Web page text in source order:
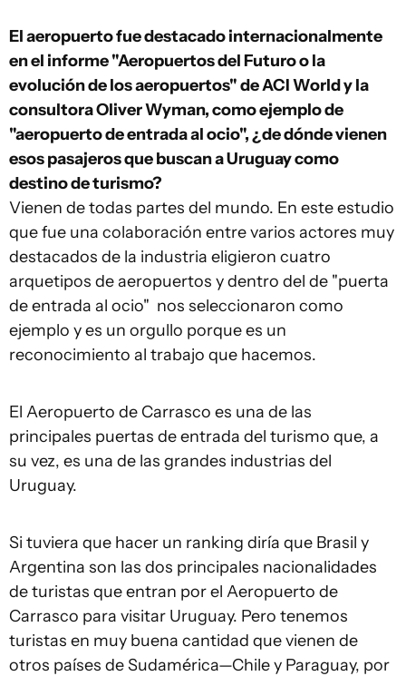
El aeropuerto fue destacado internacionalmente
en el informe "Aeropuertos del Futuro o la
evolución de los aeropuertos" de ACI World y la
consultora Oliver Wyman,como ejemplo de
"aeropuerto de entrada al ocio", ¿de dónde vienen
esos pasajeros que buscan a Uruguay como
destino de turismo?
Vienen de todas partes del mundo. En este estudio
que fue una colaboración entre varios actores muy
destacados de la industria eligieron cuatro
arquetipos de aeropuertos y dentro del de "puerta
de entrada al ocio" nos seleccionaron como
ejemplo y es un orgullo porque es un
reconocimiento al trabajo que hacemos.
El Aeropuerto de Carrasco es una de las
principales puertas de entrada del turismo que, a
su vez, es una de las grandes industrias del
Uruguay.
Si tuviera que hacer un ranking diría que Brasil y
Argentina son las dos principales nacionalidades
de turistas que entran por el Aeropuerto de
Carrasco para visitar Uruguay. Pero tenemos
turistas en muy buena cantidad que vienen de
otros países de Sudamérica—Chile y Paraguay, por